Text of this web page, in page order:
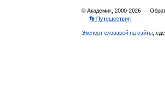
© Академик, 2000-2026
👣 Путешествия
Экспорт словарей на сайты ,